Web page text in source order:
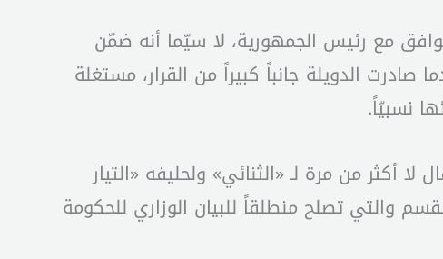
مع رئيس الجمهورية، لا سيّما أنه ضمّن
الدويلة جانباً كبيراً من القرار، مستغلة
نسبيّاً.
أكثر من مرة لـ «الثنائي» ولحليفه «التيار
والتي تصلح منطلقاً للبيان الوزاري للحكومة